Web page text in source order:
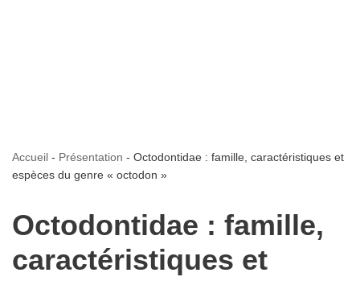
Accueil - Présentation - Octodontidae : famille, caractéristiques et
espèces du genre « octodon »
Octodontidae : famille,
caractéristiques et